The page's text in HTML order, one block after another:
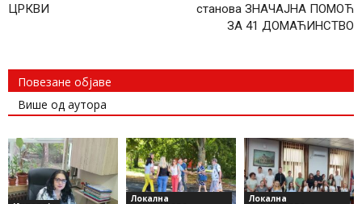
ЦРКВИ
станова ЗНАЧАЈНА ПОМОЋ
ЗА 41 ДОМАЋИНСТВО
Повезане објаве
Више од аутора
Локална Локална